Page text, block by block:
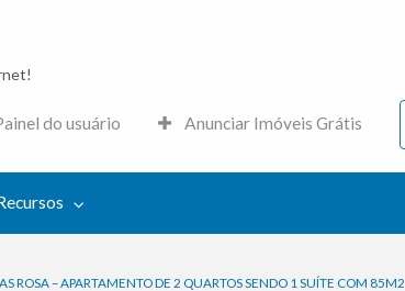
do usuário Anunciar Imóveis Grátis
ROSA – APARTAMENTO DE 2 QUARTOS SENDO 1 SUÍTE COM 85M2